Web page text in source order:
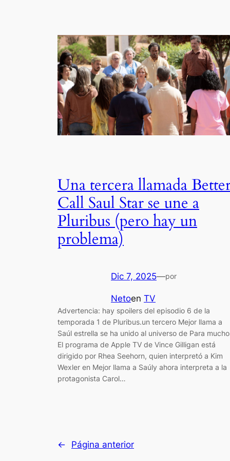
Una tercera llamada
Call Saul Star se une a
Pluribus (pero hay un
problema)
Dic 7, 2025—por
Netoen TV
Advertencia: hay spoilers del episodio 6 de la
temporada 1 de Pluribus.un tercero Mejor llama a
Saúl estrella se ha unido al universo de Para
El programa de Apple TV de Vince Gilligan está
dirigido por Rhea Seehorn, quien interpretó a Kim
Wexler en Mejor llama a Saúly ahora interpreta a la
protagonista Carol…
← Página anterior